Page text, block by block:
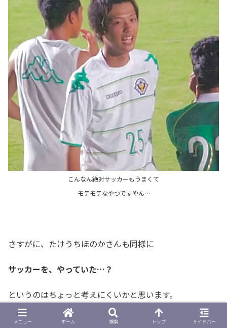
こんなん絶対サッカーもうまくて
モテモテなやつですやん…
さすがに、たけうちほのかさんも同様に
サッカーを、やっていた…？
というのはちょっと考えにくいかと思います。
メニュー ホーム 検索 トップ サイドバー